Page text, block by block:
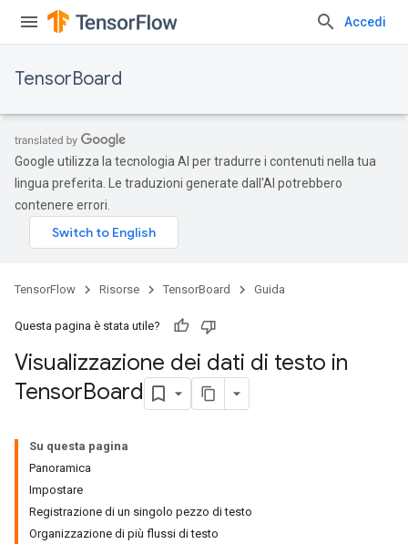
Accedi
TensorBoard
Google utilizza la tecnologia AI per tradurre i contenuti nella tua
lingua preferita. Le traduzioni generate dall'AI potrebbero
contenere errori.
TensorFlow Risorse TensorBoard Guida
Questa pagina è stata utile?
Visualizzazione dei dati di testo in
TensorBoard
Su questa pagina
Panoramica
Impostare
Registrazione di un singolo pezzo di testo
Organizzazione di più flussi di testo